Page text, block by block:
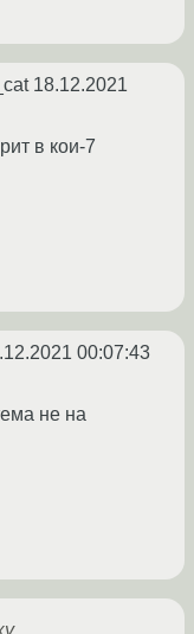
18.12.2021
в кои-7
00:07:43
не на